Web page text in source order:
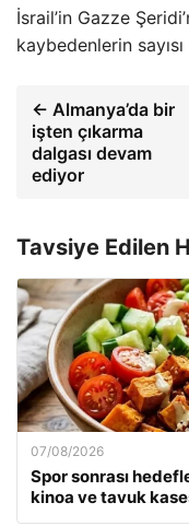
İsrail’in Gazze
kaybedenlerin
← Almanya’da bir
işten çıkarma
dalgası devam
ediyor
Tavsiye Edilen
07/08/2026
Spor sonrası
kinoa ve tavuk